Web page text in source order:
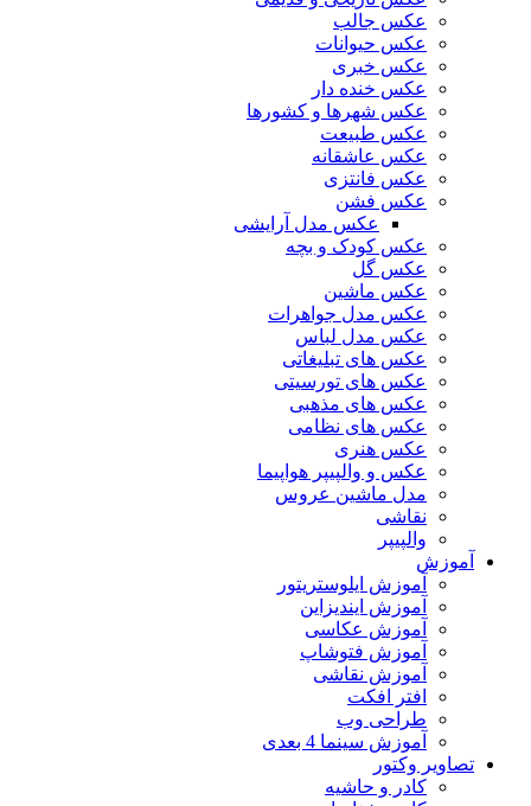
عکس جالب
عکس حیوانات
عکس خبری
عکس خنده دار
عکس شهرها و کشورها
عکس طبیعت
عکس عاشقانه
عکس فانتزی
عکس فشن
عکس مدل آرایشی
عکس کودک و بچه
عکس گل
عکس ماشین
عکس مدل جواهرات
عکس مدل لباس
عکس های تبلیغاتی
عکس های تورسیتی
عکس های مذهبی
عکس های نظامی
عکس هنری
عکس و والپیپر هواپیما
مدل ماشین عروس
نقاشی
والپیپر
آموزش
آموزش ایلوستریتور
آموزش ایندیزاین
آموزش عکاسی
آموزش فتوشاپ
آموزش نقاشی
افتر افکت
طراحی وب
آموزش سینما 4 بعدی
تصاویر وکتور
کادر و حاشیه